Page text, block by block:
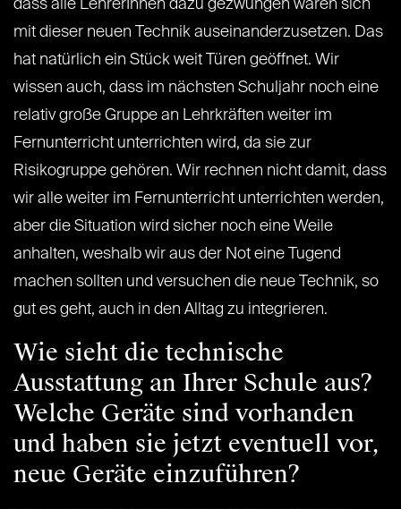
dass alle LehrerInnen dazu gezwungen waren sich
mit dieser neuen Technik auseinanderzusetzen. Das
hat natürlich ein Stück weit Türen geöffnet. Wir
wissen auch, dass im nächsten Schuljahr noch eine
relativ große Gruppe an Lehrkräften weiter im
Fernunterricht unterrichten wird, da sie zur
Risikogruppe gehören. Wir rechnen nicht damit, dass
wir alle weiter im Fernunterricht unterrichten werden,
aber die Situation wird sicher noch eine Weile
anhalten, weshalb wir aus der Not eine Tugend
machen sollten und versuchen die neue Technik, so
gut es geht, auch in den Alltag zu integrieren.
Wie sieht die technische
Ausstattung an Ihrer Schule aus?
Welche Geräte sind vorhanden
und haben sie jetzt eventuell vor,
neue Geräte einzuführen?